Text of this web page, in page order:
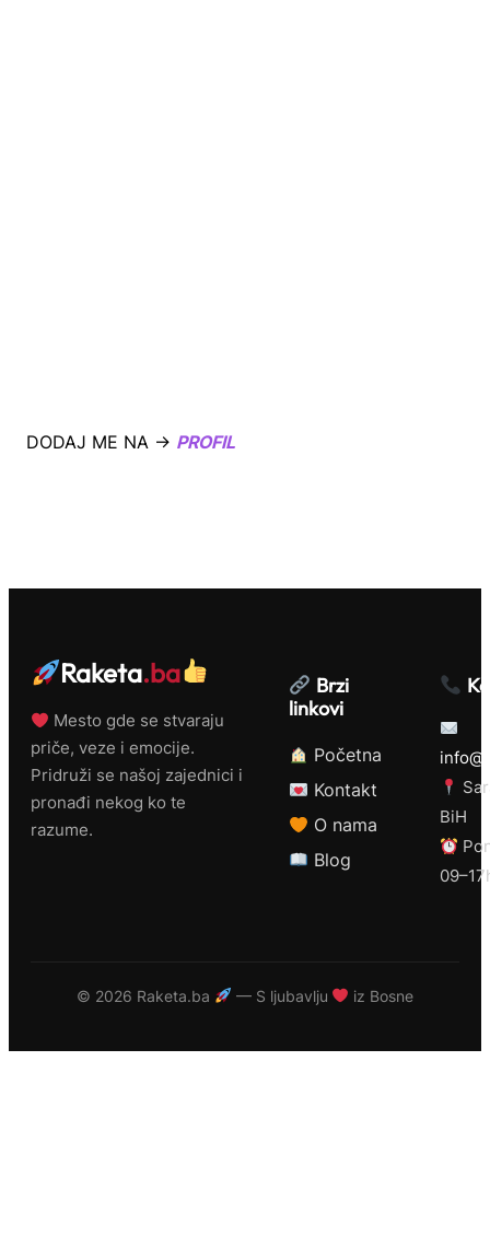
DODAJ ME NA → PROFIL
Raketa.ba
Mesto gde se stvaraju
priče, veze i emocije.
Pridruži se našoj zajednici i
pronađi nekog ko te
razume.
Brzi
linkovi
Početna
Kontakt
O nama
Blog
BiH
© 2026 Raketa.ba — S ljubavlju iz Bosne